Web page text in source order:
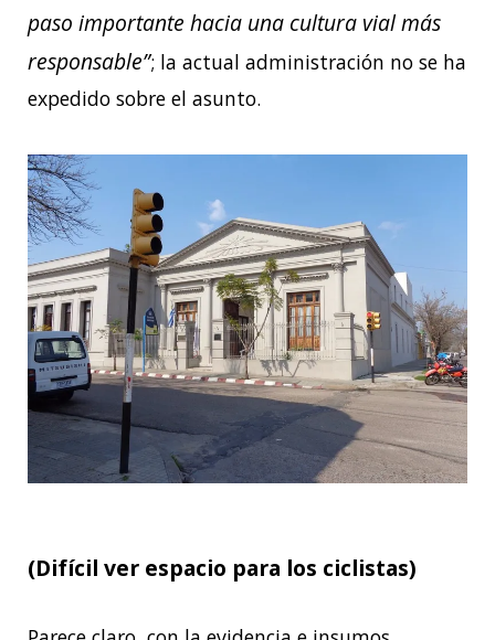
paso importante hacia una cultura vial más
responsable”; la actual administración no se ha
expedido sobre el asunto.
(Difícil ver espacio para los ciclistas)